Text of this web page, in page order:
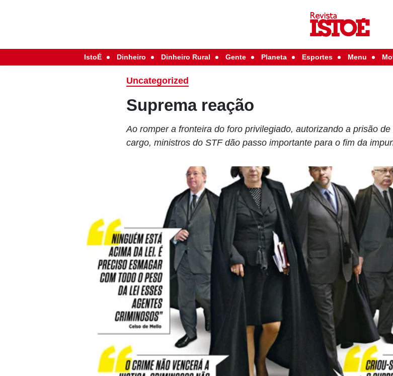
IstoÉ Dinheiro Dinheiro Rural Gente Planeta Esportes Menu
Uncategorized
Suprema reação
Ao romper a fronteira do foro privilegiado, autorizando a prisão
cargo, ministros do STF dão passo importante para o fim da